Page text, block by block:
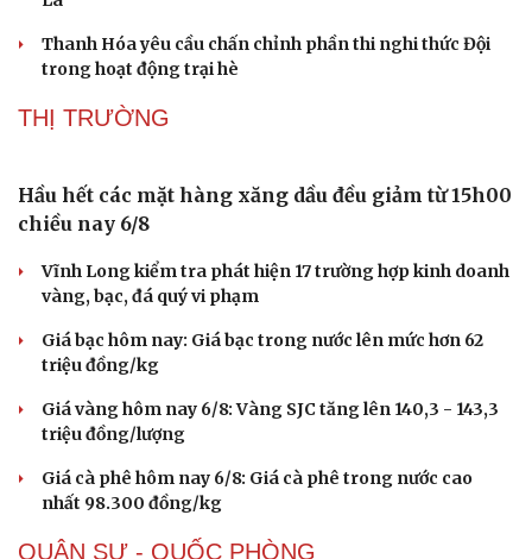
Thanh Hóa quyết liệt gỡ điểm nghẽn chuyển đổi
285 nhóm trẻ, lớp mầm non ở TP.HCM có thể đóng cửa
nhầm
Cẩn trọng khi di chuyển trên đèo Chiềng Pấc, QL6, Sơn
Thanh Hóa yêu cầu chấn chỉnh phần thi nghi thức Đội
THỊ TRƯỜNG